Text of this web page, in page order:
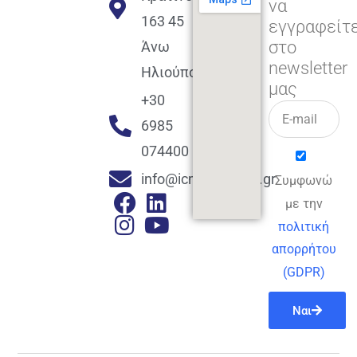
163 45
Άνω
Ηλιούπολη
+30
6985
074400
info@icmacademy.gr
να
στο
newsletter
μας
Συμφωνώ
με την
πολιτική
απορρήτου
(GDPR)
Ναι